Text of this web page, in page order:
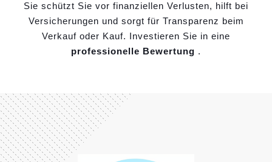
Sie schützt Sie vor finanziellen Verlusten, hilft bei
Versicherungen und sorgt für Transparenz beim
Verkauf oder Kauf. Investieren Sie in eine
professionelle Bewertung .